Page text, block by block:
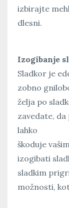
izbirajte
dlesni.
Izogibanje
Sladkor je
zobno
želja po
zavedate,
lahko
škoduje
izogibati
sladkim
možnosti,